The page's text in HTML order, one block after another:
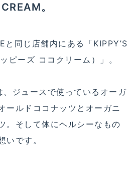
。
同じ店舗内にある「KIPPY’S
ピーズ ココクリーム）」。
ジュースで使っているオーガ
ールドココナッツとオーガニ
。そして体にヘルシーなもの
いです。